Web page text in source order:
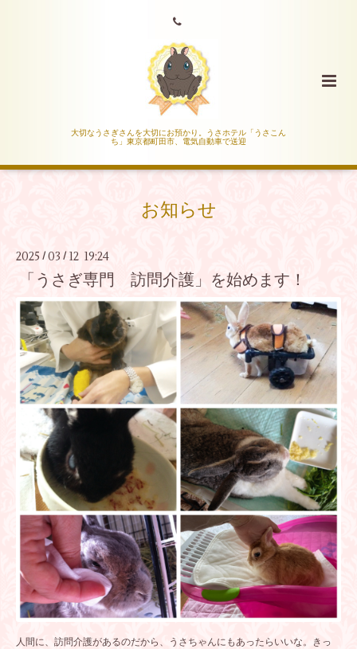
大切なうさぎさんを大切にお預かり。うさホテル「うさこん
ち」東京都町田市、電気自動車で送迎
お知らせ
2025 / 03 / 12 19:24
「うさぎ専門 訪問介護」を始めます！
人間に、訪問介護があるのだから、うさちゃんにもあったらいいな。きっ